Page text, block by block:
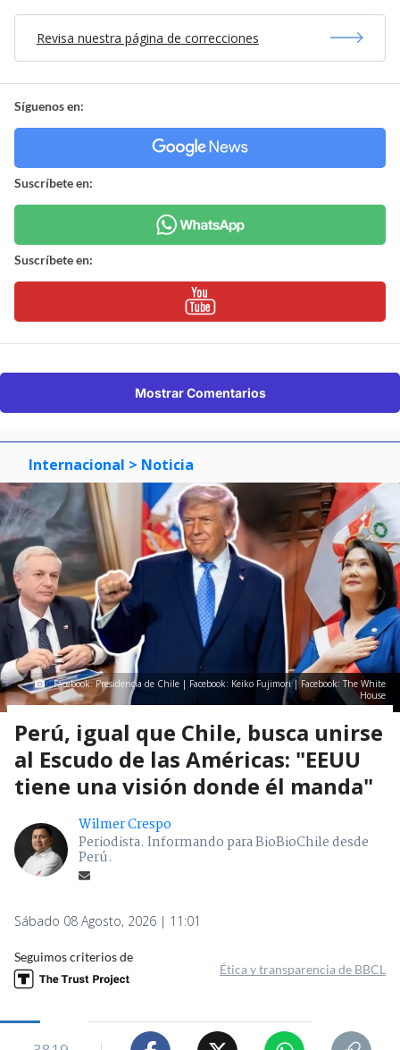
Revisa nuestra página de correcciones
Síguenos en:
Suscríbete en:
Suscríbete en:
Mostrar Comentarios
Internacional > Noticia
Facebook: Presidencia de Chile | Facebook: Keiko Fujimori | Facebook: The White
House
Perú, igual que Chile, busca unirse
al Escudo de las Américas: "EEUU
tiene una visión donde él manda"
Wilmer Crespo
Periodista. Informando para BioBioChile desde
Perú.
Sábado 08 Agosto, 2026 | 11:01
Seguimos criterios de
Ética y transparencia de BBCL